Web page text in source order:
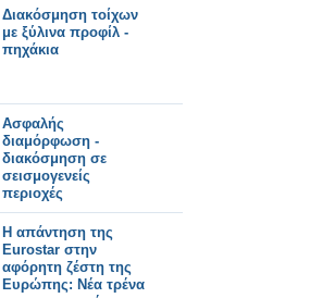
Διακόσμηση τοίχων
με ξύλινα προφίλ -
πηχάκια
Ασφαλής
διαμόρφωση -
διακόσμηση σε
σεισμογενείς
περιοχές
Η απάντηση της
Eurostar στην
αφόρητη ζέστη της
Ευρώπης: Νέα τρένα